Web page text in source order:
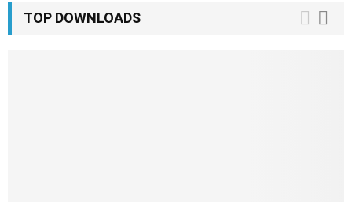
TOP DOWNLOADS